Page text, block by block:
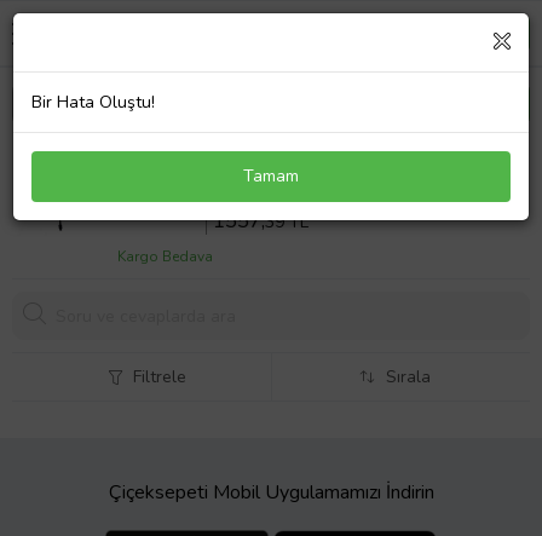
Huawei MateBook Wright-W19A Notebook
Adaptör Laptop ŞarjSepette %10 İndirim
1557,39 TL
Kargo Bedava
Filtrele Sırala
Çiçeksepeti Mobil Uygulamamızı İndirin
Bir Hata Oluştu!
Tamam